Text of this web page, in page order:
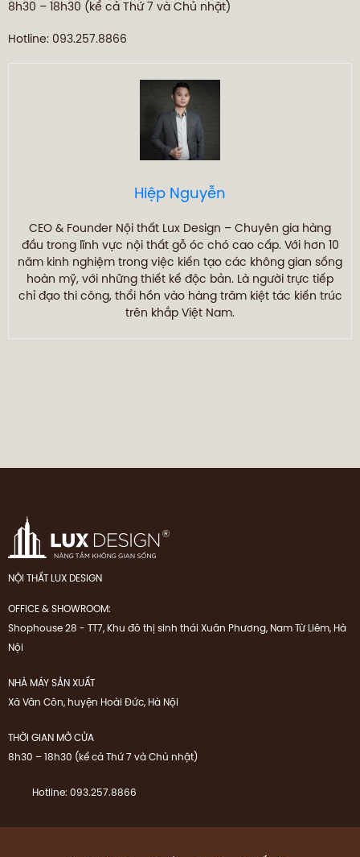
8h30 – 18h30 (kể cả Thứ 7 và Chủ nhật)
Hotline: 093.257.8866
Hiệp Nguyễn
CEO & Founder Nội thất Lux Design – Chuyên gia hàng
đầu trong lĩnh vực nội thất gỗ óc chó cao cấp. Với hơn 10
năm kinh nghiệm trong việc kiến tạo các không gian sống
hoàn mỹ, với những thiết kế độc bản. Là người trực tiếp
chỉ đạo thi công, thổi hồn vào hàng trăm kiệt tác kiến trúc
trên khắp Việt Nam.
NỘI THẤT LUX DESIGN
OFFICE & SHOWROOM:
Shophouse 28 - TT7, Khu đô thị sinh thái Xuân Phương, Nam Từ Liêm, Hà
Nội
NHÀ MÁY SẢN XUẤT
Xã Vân Côn, huyện Hoài Đức, Hà Nội
THỜI GIAN MỞ CỬA
8h30 – 18h30 (kể cả Thứ 7 và Chủ nhật)
Hotline: 093.257.8866